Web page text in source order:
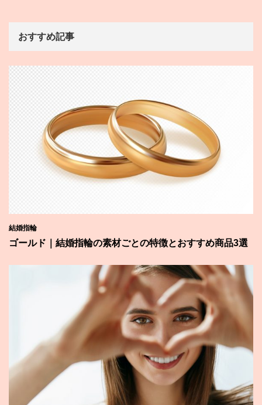
おすすめ記事
結婚指輪
ゴールド｜結婚指輪の素材ごとの特徴とおすすめ商品3選